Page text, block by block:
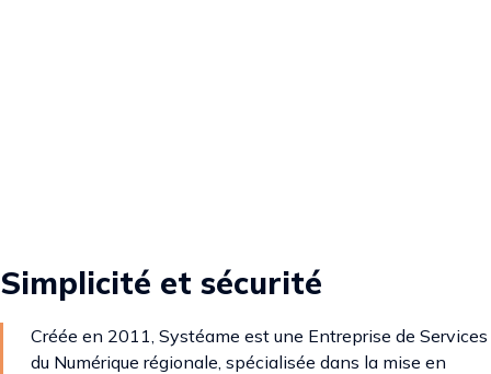
Simplicité et sécurité
Créée en 2011, Systéame est une Entreprise de Services
du Numérique régionale, spécialisée dans la mise en